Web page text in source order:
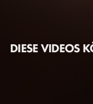
DIESE VIDEOS